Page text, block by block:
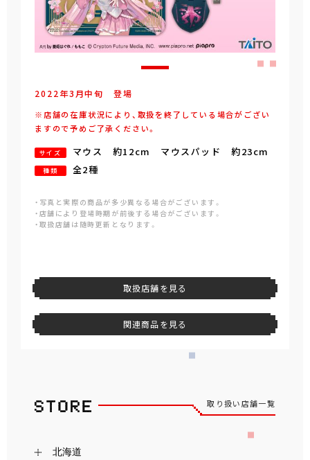
2022年3 月中旬 登場
※店舗の在庫状況により、取扱を終了している場合がござい
ますので予めご了承ください。
サイズ マウス 約12cm マウスパッド 約23cm
種類 全2種
・写真と実際の商品が多少異なる場合がございます。
・店舗により登場時期が前後する場合がございます。
・取扱店舗は随時更新となります。
取扱店舗を見る
関連商品を見る
取り扱い店舗一覧
北海道